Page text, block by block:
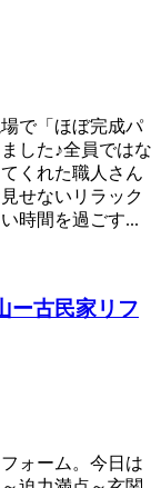
で「ほぼ完成パ
した♪全員ではな
くれた職人さん
せないリラック
時間を過ごす...
ー古民家リフ
ォーム。今日は